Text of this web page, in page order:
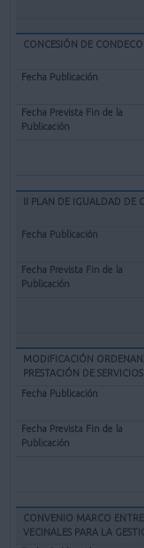
CONCESIÓN DE
II PLAN DE IGUALDAD DE
MODIFICACIÓN
PRESTACIÓN DE
CONVENIO MARCO
VECINALES PARA LA